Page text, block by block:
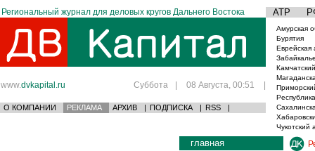
Региональный журнал для деловых кругов Дальнего Востока АТР
www.dvkapital.ru Суббота | 08 Августа, 00:51 |
О КОМПАНИИ РЕКЛАМА АРХИВ | ПОДПИСКА | RSS |
Амурская
Бурятия
Еврейская
Чукотский
главная